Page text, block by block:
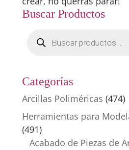
Buscar Productos
productos
Categorías
Arcillas Poliméricas (474)
Herramientas para
(491)
Acabado de Piezas de